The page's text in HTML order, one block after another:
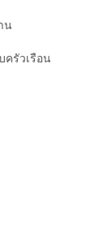
น
ครัวเรือน